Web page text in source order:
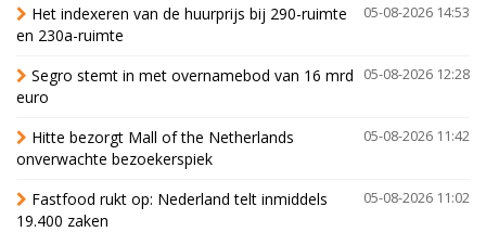
05-08-2026 14:53
Het indexeren van de huurprijs bij 290-ruimte
en 230a-ruimte
05-08-2026 12:28
Segro stemt in met overnamebod van 16 mrd
euro
05-08-2026 11:42
Hitte bezorgt Mall of the Netherlands
onverwachte bezoekerspiek
05-08-2026 11:02
Fastfood rukt op: Nederland telt inmiddels
19.400 zaken